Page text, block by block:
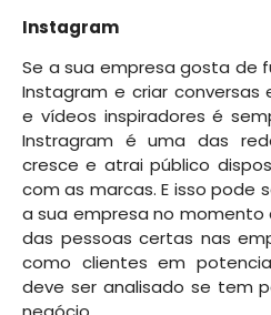
Instagram
Se a sua empresa gosta de
Instagram e criar
e vídeos inspiradores é
Instragram é uma das
cresce e atrai público
com as marcas. E isso pode
a sua empresa no
das pessoas certas nas
como clientes em
deve ser analisado se tem